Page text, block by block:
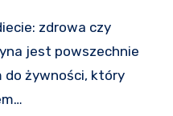
jest powszechnie
do żywności, który